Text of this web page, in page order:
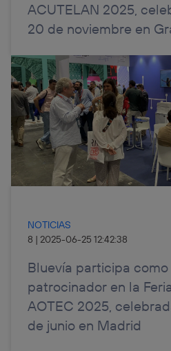
ACUTELAN 2025,
20 de noviembre en
NOTICIAS
8 | 2025-06-25 12:42:38
Bluevía participa
patrocinador en la
AOTEC 2025,
de junio en Madrid